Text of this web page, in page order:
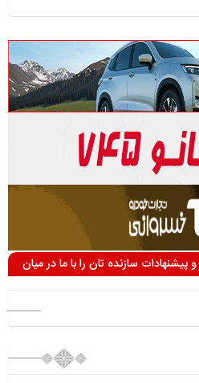
سازنده تان را با ما در میان